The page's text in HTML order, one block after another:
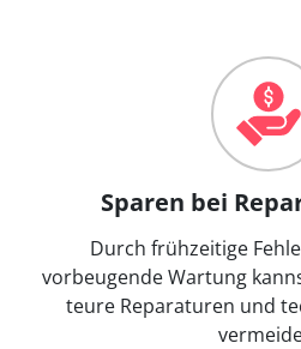
Sparen bei
Durch frühzeitige
vorbeugende Wartung
teure Reparaturen und